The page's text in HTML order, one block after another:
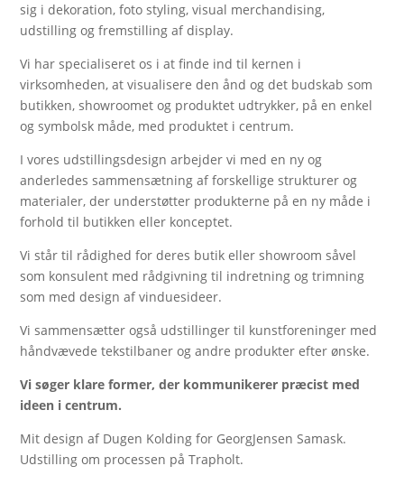
sig i dekoration, foto styling, visual merchandising,
udstilling og fremstilling af display.
Vi har specialiseret os i at finde ind til kernen i
virksomheden, at visualisere den ånd og det budskab som
butikken, showroomet og produktet udtrykker, på en enkel
og symbolsk måde, med produktet i centrum.
I vores udstillingsdesign arbejder vi med en ny og
anderledes sammensætning af forskellige strukturer og
materialer, der understøtter produkterne på en ny måde i
forhold til butikken eller konceptet.
Vi står til rådighed for deres butik eller showroom såvel
som konsulent med rådgivning til indretning og trimning
som med design af vinduesideer.
Vi sammensætter også udstillinger til kunstforeninger med
håndvævede tekstilbaner og andre produkter efter ønske.
Vi søger klare former, der kommunikerer præcist med
ideen i centrum.
Mit design af Dugen Kolding for GeorgJensen Samask.
Udstilling om processen på Trapholt.